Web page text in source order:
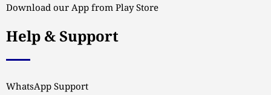
Download our App from Play Store
Help & Support
WhatsApp Support